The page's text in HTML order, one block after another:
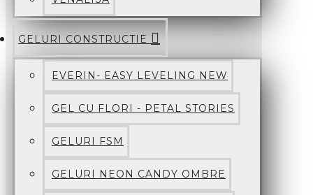
GELURI CONSTRUCTIE
EVERIN- EASY LEVELING NEW
GEL CU FLORI - PETAL STORIES
GELURI FSM
GELURI NEON CANDY OMBRE